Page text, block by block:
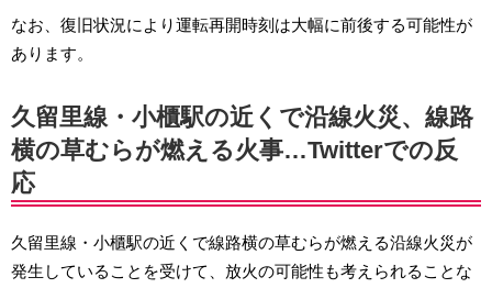
なお、復旧状況により運転再開時刻は大幅に前後する可能性が
あります。
久留里線・小櫃駅の近くで沿線火災、線路
横の草むらが燃える火事…Twitterでの反
応
久留里線・小櫃駅の近くで線路横の草むらが燃える沿線火災が
発生していることを受けて、放火の可能性も考えられることな